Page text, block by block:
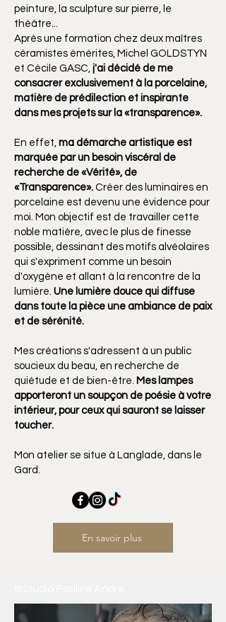
peinture, la sculpture sur pierre, le
théâtre...
Après une formation chez deux maîtres
céramistes émérites, Michel GOLDSTYN
et Cécile GASC, j'ai décidé de me
consacrer exclusivement à la porcelaine,
matière de prédilection et inspirante
dans mes projets sur la «transparence».
En effet, ma démarche artistique est
marquée par un besoin viscéral de
recherche de «Vérité», de
«Transparence». Créer des luminaires en
porcelaine est devenu une évidence pour
moi. Mon objectif est de travailler cette
noble matière, avec le plus de finesse
possible, dessinant des motifs alvéolaires
qui s'expriment comme un besoin
d'oxygène et allant à la rencontre de la
lumière. Une lumière douce qui diffuse
dans toute la pièce une ambiance de paix
et de sérénité.
Mes créations s'adressent à un public
soucieux du beau, en recherche de
quiétude et de bien-être. Mes lampes
apporteront un soupçon de poésie à votre
intérieur, pour ceux qui sauront se laisser
toucher.
Mon atelier se situe à Langlade, dans le
Gard.
En savoir plus